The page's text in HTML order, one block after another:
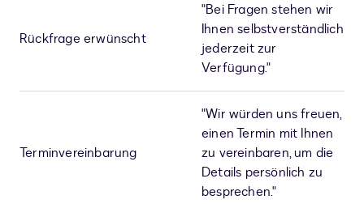
Rückfrage erwünscht
"Bei Fragen stehen wir
Ihnen selbstverständlich
jederzeit zur
Verfügung."
Terminvereinbarung
"Wir würden uns freuen,
einen Termin mit Ihnen
zu vereinbaren, um die
Details persönlich zu
besprechen."